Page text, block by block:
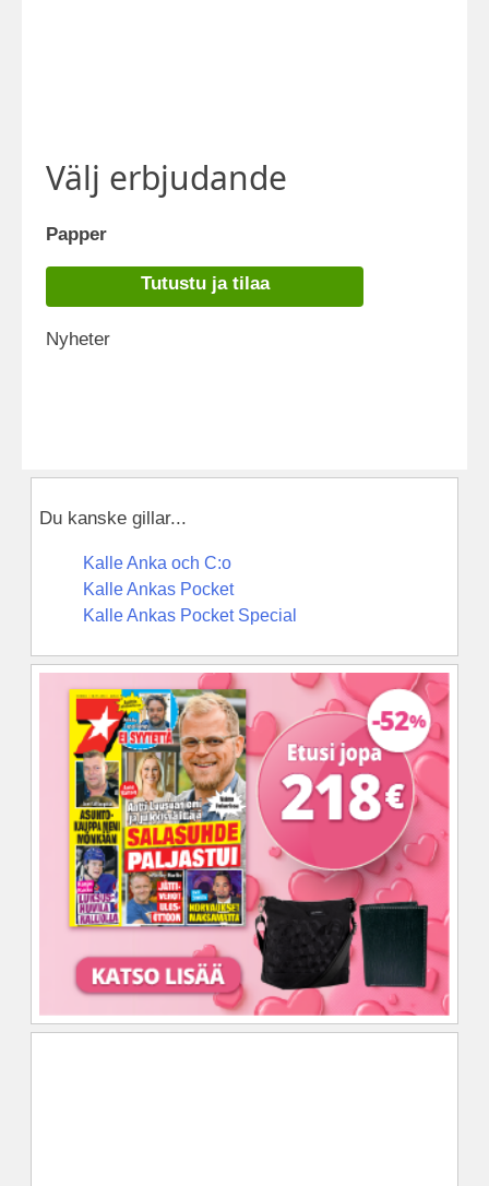
Välj erbjudande
Papper
Tutustu ja tilaa
Nyheter
Du kanske gillar...
Kalle Anka och C:o
Kalle Ankas Pocket
Kalle Ankas Pocket Special